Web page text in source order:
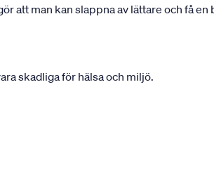
att man kan slappna av lättare och få en
skadliga för hälsa och miljö.